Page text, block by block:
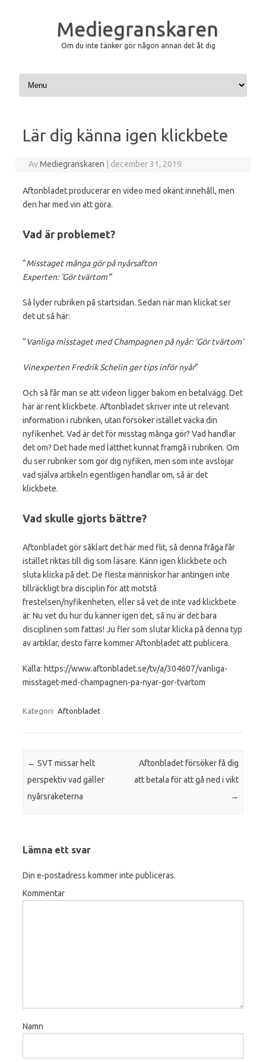
Mediegranskaren
Om du inte tänker gör någon annan det åt dig
Hoppa till innehåll
Lär dig känna igen klickbete
AvMediegranskaren december 31, 2019
Aftonbladet producerar en video med okänt innehåll, men
den har med vin att göra.
Vad är problemet?
”Misstaget många gör på nyårsafton
Experten: ’Gör tvärtom’”
Så lyder rubriken på startsidan. Sedan när man klickat ser
det ut så här:
”Vanliga misstaget med Champagnen på nyår: ’Gör tvärtom’
Vinexperten Fredrik Schelin ger tips inför nyår”
Och så får man se att videon ligger bakom en betalvägg. Det
här är rent klickbete. Aftonbladet skriver inte ut relevant
information i rubriken, utan försöker istället väcka din
nyfikenhet. Vad är det för misstag många gör? Vad handlar
det om? Det hade med lätthet kunnat framgå i rubriken. Om
du ser rubriker som gör dig nyfiken, men som inte avslöjar
vad själva artikeln egentligen handlar om, så är det
klickbete.
Vad skulle gjorts bättre?
Aftonbladet gör såklart det här med flit, så denna fråga får
istället riktas till dig som läsare. Känn igen klickbete och
sluta klicka på det. De flesta människor har antingen inte
tillräckligt bra disciplin för att motstå
frestelsen/nyfikenheten, eller så vet de inte vad klickbete
är. Nu vet du hur du känner igen det, så nu är det bara
disciplinen som fattas! Ju fler som slutar klicka på denna typ
av artiklar, desto färre kommer Aftonbladet att publicera.
Källa: https://www.aftonbladet.se/tv/a/304607/vanliga-
misstaget-med-champagnen-pa-nyar-gor-tvartom
Kategori: Aftonbladet
Inläggsnavigering
← SVT missar helt
perspektiv vad gäller
nyårsraketerna
Aftonbladet försöker få dig
att betala för att gå ned i vikt
→
Lämna ett svar
Din e-postadress kommer inte publiceras.
Kommentar
Namn